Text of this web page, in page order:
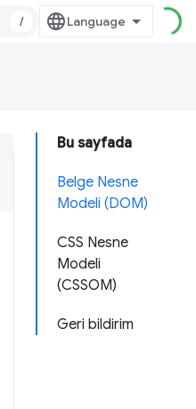
/
Bu sayfada
Belge Nesne
Modeli (DOM)
CSS Nesne
Modeli
(CSSOM)
Geri bildirim